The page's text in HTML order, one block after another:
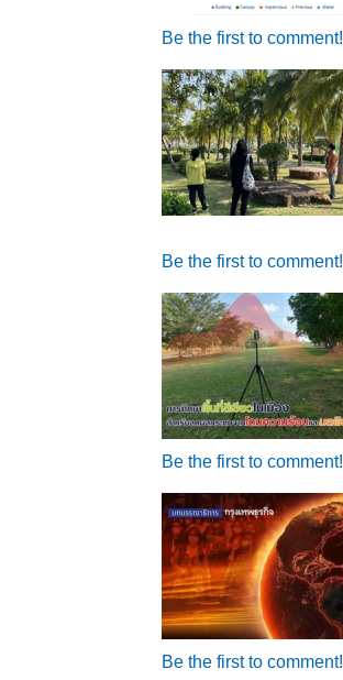
Be the first to comment!
Be the first to comment!
Be the first to comment!
Be the first to comment!